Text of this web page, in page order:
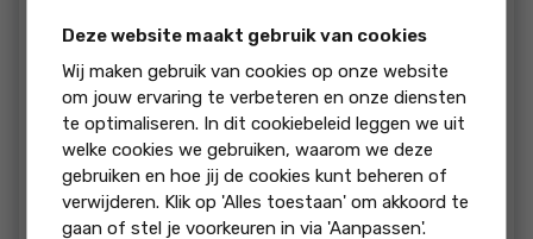
beoordeling:
Ik werd vriendelijk te woord gestaan bij het maken van een
afspraak voor een bezichtiging. Daarna rond geleid door een
vriendelijke mevrouw,die de tijd voor ons nam.
Deze website maakt gebruik van cookies
Wij maken gebruik van cookies op onze website
om jouw ervaring te verbeteren en onze diensten
te optimaliseren. In dit cookiebeleid leggen we uit
welke cookies we gebruiken, waarom we deze
gebruiken en hoe jij de cookies kunt beheren of
verwijderen. Klik op 'Alles toestaan' om akkoord te
gaan of stel je voorkeuren in via 'Aanpassen'.